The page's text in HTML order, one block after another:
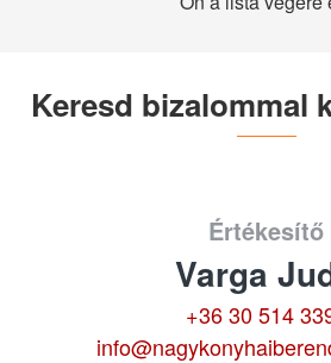
Keresd bizalommal
Értékesítő
Varga
+36 30 514